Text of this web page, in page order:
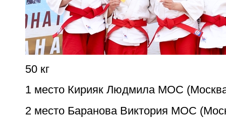
50 кг
1 место Кирияк Людмила МОС
2 место Баранова Виктория МОС